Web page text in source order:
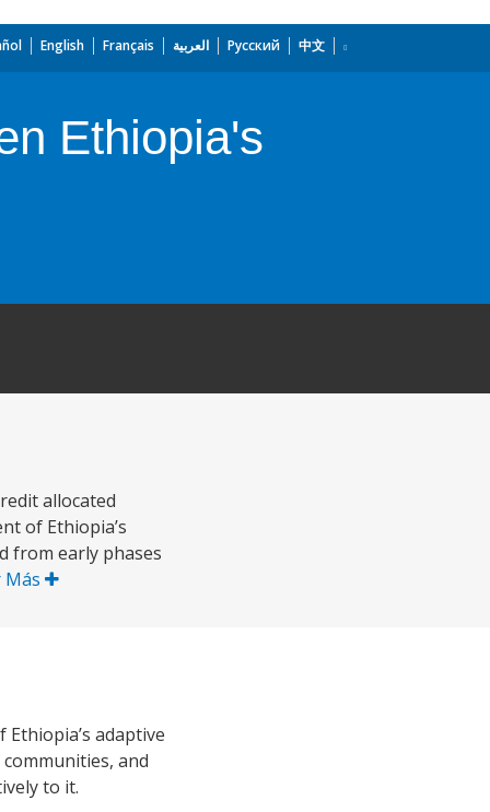
English Français العربية Русский 中文
Ethiopia's
allocated
of Ethiopia’s
from early phases
Más
adaptive
and
to it.